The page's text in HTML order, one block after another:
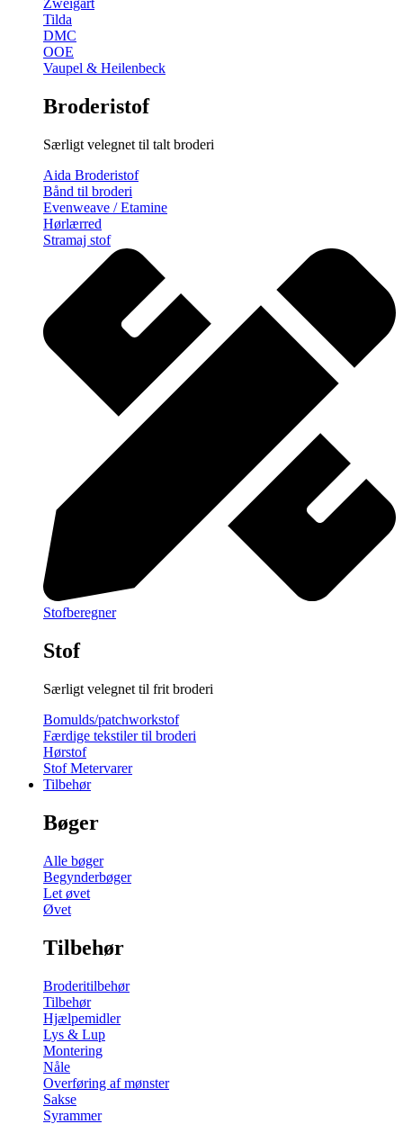
Zweigart
Tilda
DMC
OOE
Vaupel & Heilenbeck
Broderistof
Særligt velegnet til talt broderi
Aida Broderistof
Bånd til broderi
Evenweave / Etamine
Hørlærred
Stramaj stof
Stofberegner
Stof
Særligt velegnet til frit broderi
Bomulds/patchworkstof
Færdige tekstiler til broderi
Hørstof
Stof Metervarer
Tilbehør
Bøger
Alle bøger
Begynderbøger
Let øvet
Øvet
Tilbehør
Broderitilbehør
Tilbehør
Hjælpemidler
Lys & Lup
Montering
Nåle
Overføring af mønster
Sakse
Syrammer